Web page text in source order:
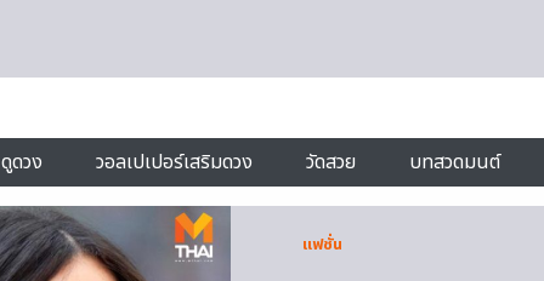
ดูดวง วอลเปเปอร์เสริมดวง วัดสวย บทสวดมนต์
แฟชั่น